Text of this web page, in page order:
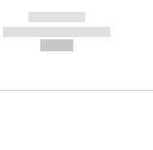
------------
----------- -----------